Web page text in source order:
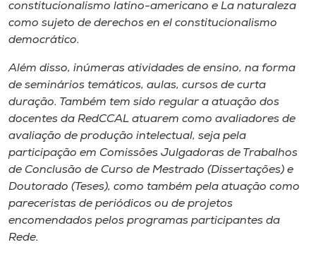
A+
A-
constitucionalismo latino-americano e La naturaleza
como sujeto de derechos en el constitucionalismo
democrático.
Além disso, inúmeras atividades de ensino, na forma
de seminários temáticos, aulas, cursos de curta
duração. Também tem sido regular a atuação dos
docentes da RedCCAL atuarem como avaliadores de
avaliação de produção intelectual, seja pela
participação em Comissões Julgadoras de Trabalhos
de Conclusão de Curso de Mestrado (Dissertações) e
Doutorado (Teses), como também pela atuação como
pareceristas de periódicos ou de projetos
encomendados pelos programas participantes da
Rede.